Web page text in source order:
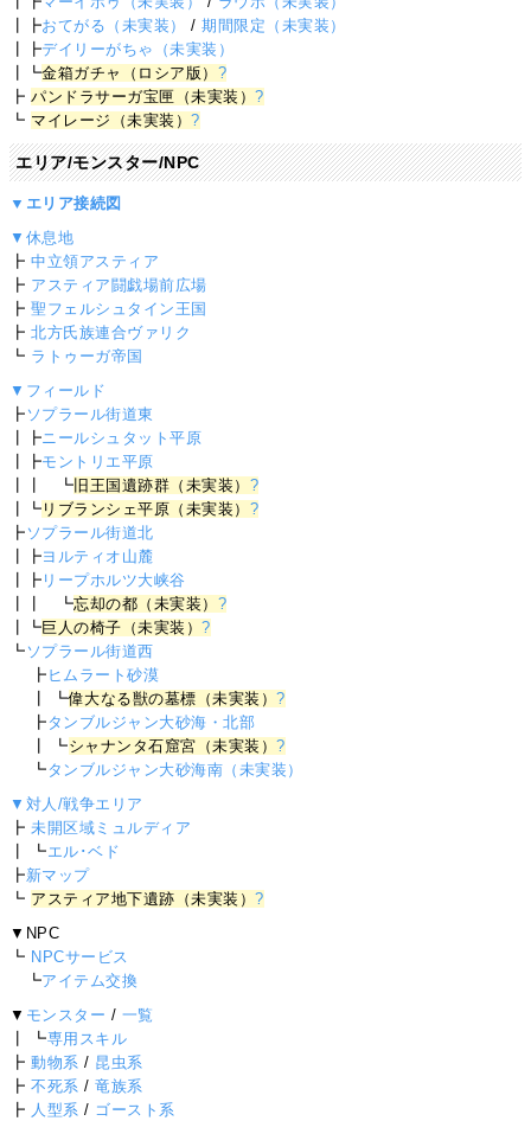
┃┣おてがる（未実装） /期間限定（未実装）
┃┣デイリーがちゃ（未実装）
┃┗金箱ガチャ（ロシア版） ?
┣パンドラサーガ宝匣（未実装）?
┗ マイレージ（未実装）?
エリア/モンスター/NPC
▼エリア接続図
▼休息地
┣中立領アスティア
┣ アスティア闘戯場前広場
┣聖フェルシュタイン王国
┣北方氏族連合ヴァリク
┗ ラトゥーガ帝国
▼フィールド
┣ ソプラール街道東
┃┣ニールシュタット平原
┃┣モントリエ平原
┃┃ ┗ 旧王国遺跡群（未実装） ?
┃┗ リブランシェ平原（未実装） ?
┣ ソプラール街道北
┃┣ヨルティオ山麓
┃┣ リープホルツ大峡谷
┃┃ ┗忘却の都（未実装） ?
┃┗巨人の椅子（未実装）?
┗ ソプラール街道西
┣ ヒムラート砂漠
┃ ┗偉大なる獣の墓標（未実装）?
┣ タンブルジャン大砂海・北部
┃ ┗シャナンタ石窟宮（未実装）?
┗ タンブルジャン大砂海南（未実装）
▼対人/戦争エリア
┣未開区域ミュルディア
┃ ┗エル･ベド
┣新マップ
┗ アスティア地下遺跡（未実装）?
▼NPC
┗ NPCサービス
┗アイテム交換
▼ モンスター / 一覧
┃ ┗専用スキル
┣動物系 / 昆虫系
┣不死系 /竜族系
┣ 人型系 / ゴースト系